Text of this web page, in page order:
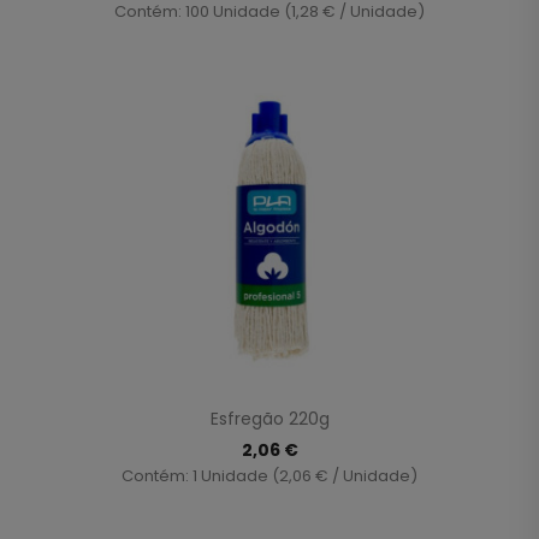
Contém: 100 Unidade (1,28 € / Unidade)
Esfregão 220g
2,06 €
Contém: 1 Unidade (2,06 € / Unidade)